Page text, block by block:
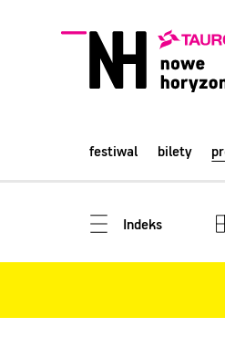
festiwal bilety
Indeks